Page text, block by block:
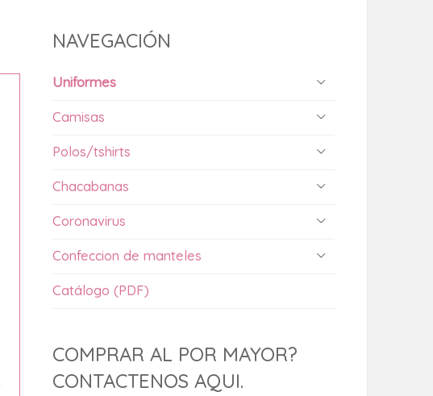
NAVEGACIÓN
Uniformes
Camisas
Polos/tshirts
Chacabanas
Coronavirus
Confeccion de manteles
Catálogo (PDF)
COMPRAR AL POR MAYOR?
CONTACTENOS AQUI.